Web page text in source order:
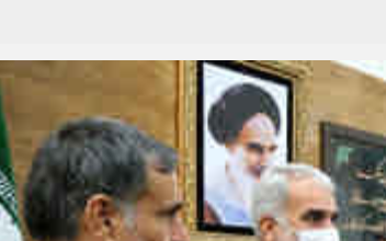
تبلیغات